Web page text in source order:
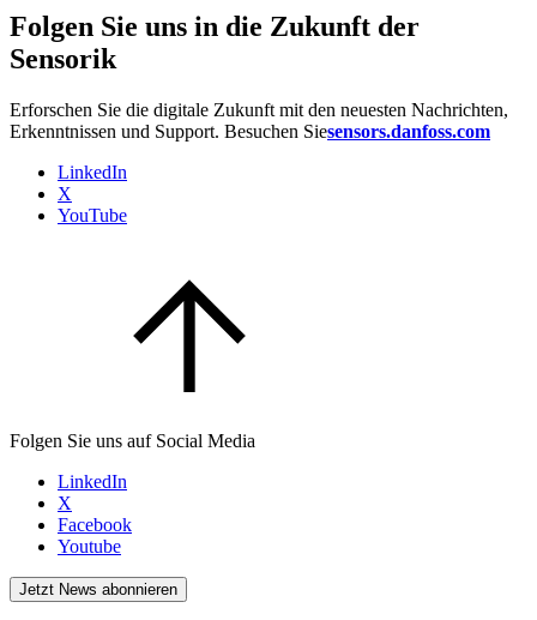
Folgen Sie uns in die Zukunft der
Sensorik
Erforschen Sie die digitale Zukunft mit den neuesten Nachrichten,
Erkenntnissen und Support. Besuchen Siesensors.danfoss.com
LinkedIn
X
YouTube
Folgen Sie uns auf Social Media
LinkedIn
X
Facebook
Youtube
Jetzt News abonnieren